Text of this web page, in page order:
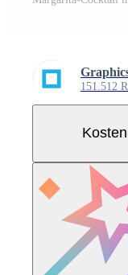
151.512